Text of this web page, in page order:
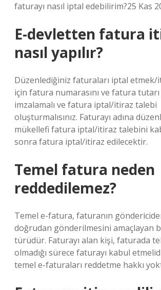
faturayı nasıl iptal edebilirim?25 Kas
E-devletten fatura
nasıl yapılır?
Düzenlediğiniz faturaları iptal
için fatura numarasını ve fatura
imzalamalı ve fatura iptal/itiraz talebi
oluşturmalısınız. Faturayı adına
mükellefi fatura iptal/itiraz talebini
sonra fatura iptal/itiraz edilecektir.
Temel fatura neden
reddedilemez?
Temel e-fatura, faturanın
doğrudan gönderilmesini amaçlayan
türüdür. Faturayı alan kişi, faturada
olmadığı sürece faturayı kabul
temel e-faturaları reddetme hakkı